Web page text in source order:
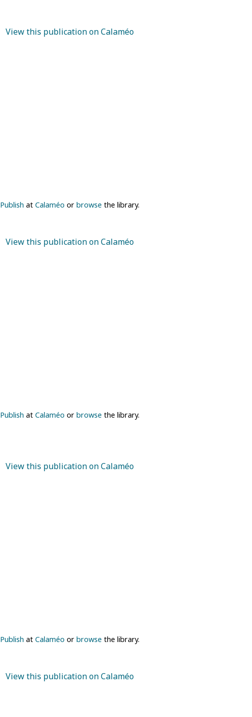
View this publication on Calaméo
Publish at Calaméo or browse the library.
View this publication on Calaméo
Publish at Calaméo or browse the library.
View this publication on Calaméo
Publish at Calaméo or browse the library.
View this publication on Calaméo